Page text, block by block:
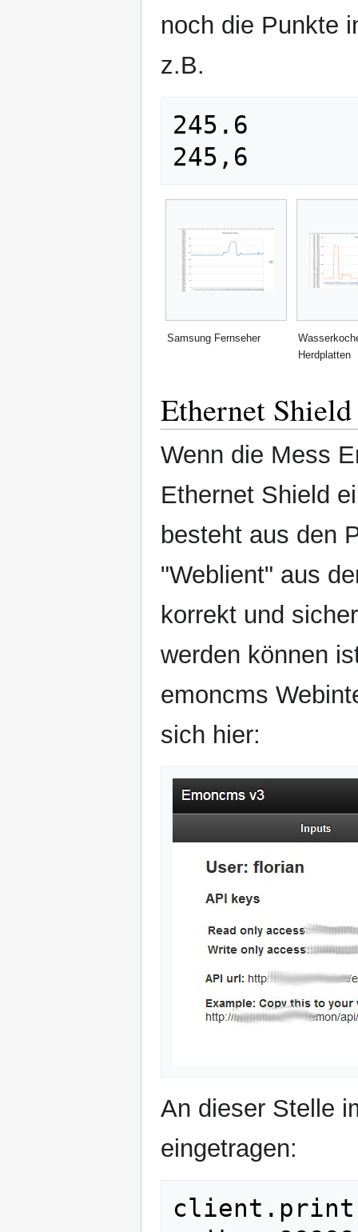
noch die Punkte
z.B.
245.6
Samsung Fernseher
Herdplatten
Ethernet
Wenn die Mess
Ethernet Shield
besteht aus den
"Weblient" aus
korrekt und
werden können
emoncms
sich hier:
An dieser Stelle
eingetragen: